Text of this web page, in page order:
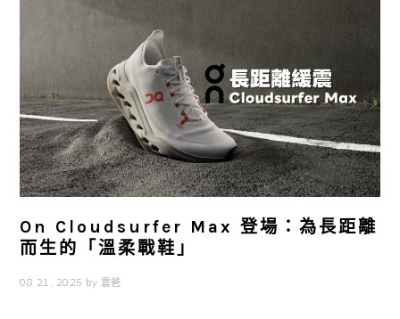
On Cloudsurfer Max 登場：為長距離
而生的「溫柔戰鞋」
08 21, 2025 by 雲爸